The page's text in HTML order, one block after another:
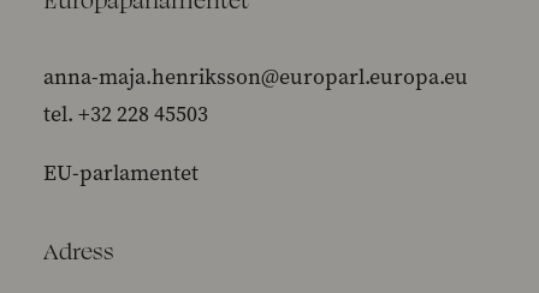
anna-maja.henriksson@europarl.europa.eu
tel. +32 228 45503
EU-parlamentet
Adress